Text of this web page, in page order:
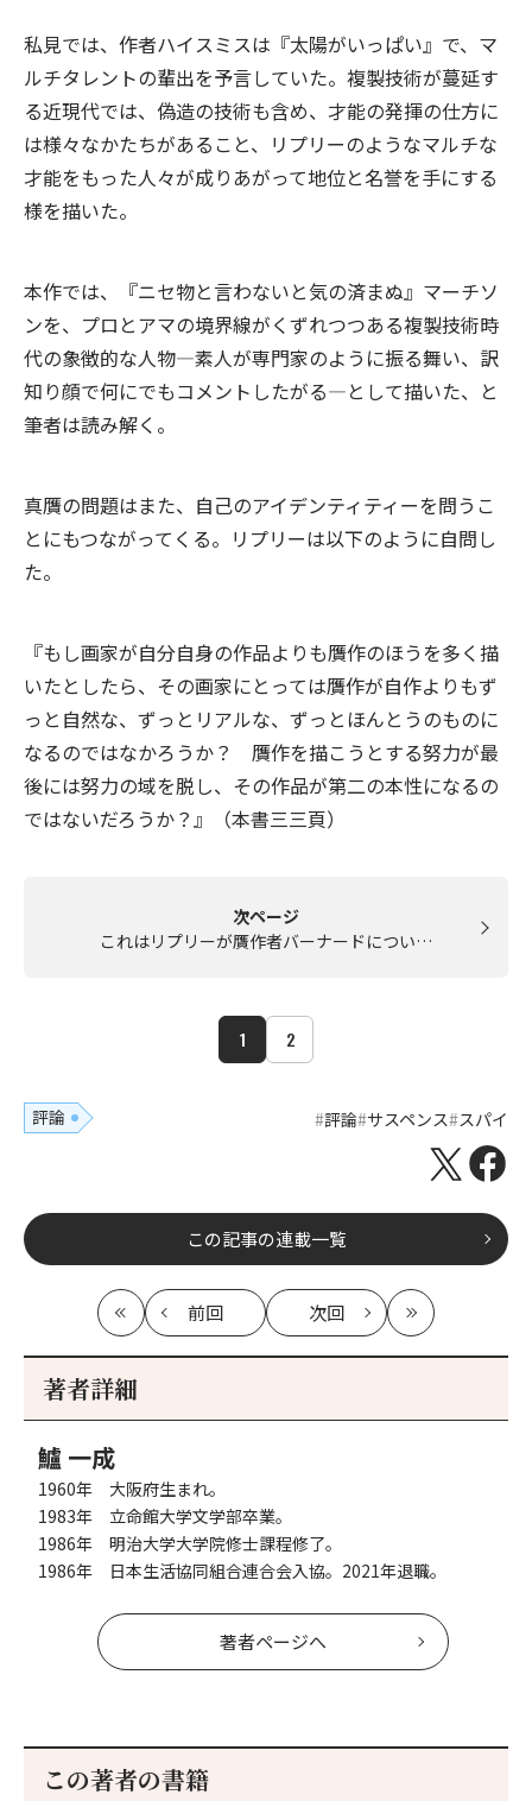
私見では、作者ハイスミスは『太陽がいっぱい』で、マ
ルチタレントの輩出を予言していた。複製技術が蔓延す
る近現代では、偽造の技術も含め、才能の発揮の仕方に
は様々なかたちがあること、リプリーのようなマルチな
才能をもった人々が成りあがって地位と名誉を手にする
様を描いた。
本作では、『ニセ物と言わないと気の済まぬ』マーチソ
ンを、プロとアマの境界線がくずれつつある複製技術時
代の象徴的な人物―素人が専門家のように振る舞い、訳
知り顔で何にでもコメントしたがる―として描いた、と
筆者は読み解く。
真贋の問題はまた、自己のアイデンティティーを問うこ
とにもつながってくる。リプリーは以下のように自問し
た。
『もし画家が自分自身の作品よりも贋作のほうを多く描
いたとしたら、その画家にとっては贋作が自作よりもず
っと自然な、ずっとリアルな、ずっとほんとうのものに
なるのではなかろうか？ 贋作を描こうとする努力が最
後には努力の域を脱し、その作品が第二の本性になるの
ではないだろうか？』（本書三三頁）
次ページ
これはリプリーが贋作者バーナードについ…
1 2
評論 評論 サスペンス スパイ
この記事の連載一覧
最
初
前回
記
次回
記
最
新
著者詳細
鱸 一成
1960年 大阪府生まれ。
1983年 立命館大学文学部卒業。
1986年 明治大学大学院修士課程修了。
1986年 日本生活協同組合連合会入協。2021年退職。
著者ページへ
この著者の書籍